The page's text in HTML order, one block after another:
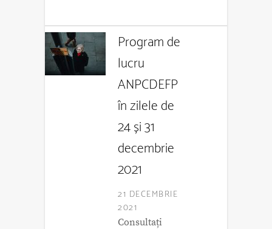
Program de
lucru
ANPCDEFP
în zilele de
24 și 31
decembrie
2021
21 DECEMBRIE
2021
Consultați